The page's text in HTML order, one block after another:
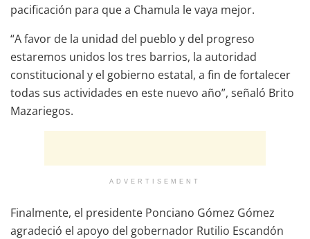
pacificación para que a Chamula le vaya mejor.
“A favor de la unidad del pueblo y del progreso
estaremos unidos los tres barrios, la autoridad
constitucional y el gobierno estatal, a fin de fortalecer
todas sus actividades en este nuevo año”, señaló Brito
Mazariegos.
ADVERTISEMENT
Finalmente, el presidente Ponciano Gómez Gómez
agradeció el apoyo del gobernador Rutilio Escandón